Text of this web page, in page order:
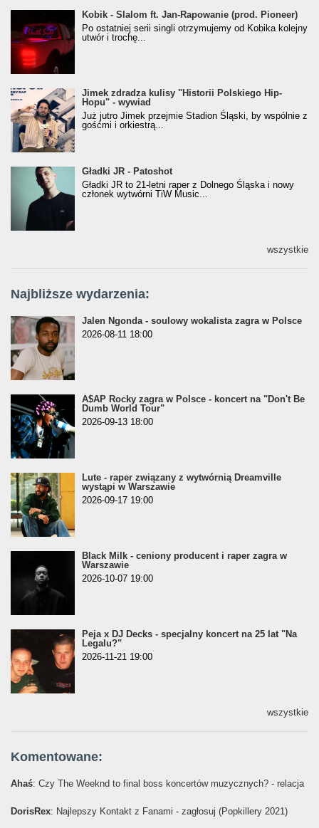
Kobik - Slalom ft. Jan-Rapowanie (prod. Pioneer)
[Official Music Visualiser]
Kobik - Slalom ft. Jan-Rapowanie (prod. Pioneer)
Po ostatniej serii singli otrzymujemy od Kobika kolejny
utwór i trochę...
Jimek zdradza kulisy "Historii Polskiego Hip-
Hopu" - wywiad
Jimek zdradza kulisy "Historii Polskiego Hip-
Hopu" - wywiad
Już jutro Jimek przejmie Stadion Śląski, by wspólnie z
gośćmi i orkiestrą...
Gładki JR - Patoshot
Gładki JR - Patoshot
Gładki JR to 21-letni raper z Dolnego Śląska i nowy
członek wytwórni TiW Music...
wszystkie
Najbliższe wydarzenia:
Jalen Ngonda - soulowy wokalista zagra w Polsce
2026-08-11 18:00
A$AP Rocky zagra w Polsce - koncert na "Don't Be
Dumb World Tour"
2026-09-13 18:00
Lute - raper związany z wytwórnią Dreamville
wystąpi w Warszawie
2026-09-17 19:00
Black Milk - ceniony producent i raper zagra w
Warszawie
2026-10-07 19:00
Peja x DJ Decks - specjalny koncert na 25 lat "Na
Legalu?"
2026-11-21 19:00
wszystkie
Komentowane:
Ahaś: Czy The Weeknd to final boss koncertów muzycznych? - relacja
DorisRex: Najlepszy Kontakt z Fanami - zagłosuj (Popkillery 2021)